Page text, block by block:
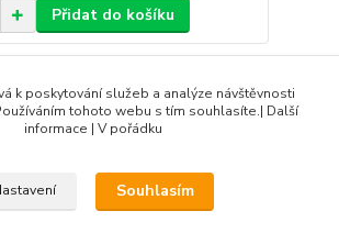
Přidat do košíku
strana z 1
k poskytování služeb a analýze návštěvnosti
tohoto webu s tím souhlasíte.| Další
informace | V pořádku
Souhlasím